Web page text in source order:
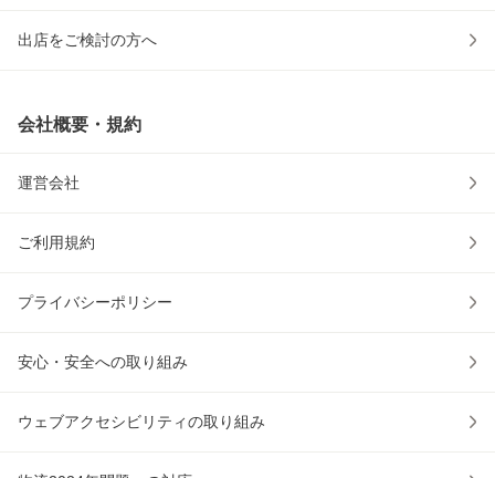
出店をご検討の方へ
会社概要・規約
運営会社
ご利用規約
プライバシーポリシー
安心・安全への取り組み
ウェブアクセシビリティの取り組み